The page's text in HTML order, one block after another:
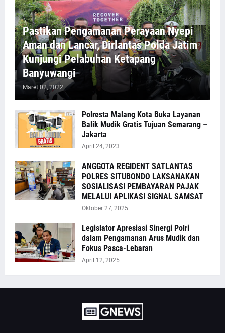
Pastikan Pengamanan Perayaan Nyepi
Aman dan Lancar, Dirlantas Polda Jatim
Kunjungi Pelabuhan Ketapang
Banyuwangi
Maret 02, 2022
Polresta Malang Kota Buka Layanan
Balik Mudik Gratis Tujuan Semarang –
Jakarta
April 24, 2023
ANGGOTA REGIDENT SATLANTAS
POLRES SITUBONDO LAKSANAKAN
SOSIALISASI PEMBAYARAN PAJAK
MELALUI APLIKASI SIGNAL SAMSAT
Oktober 27, 2025
Legislator Apresiasi Sinergi Polri
dalam Pengamanan Arus Mudik dan
Fokus Pasca-Lebaran
April 12, 2025